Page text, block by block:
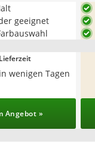
geeignet
Lieferzeit
wenigen Tagen
Angebot »